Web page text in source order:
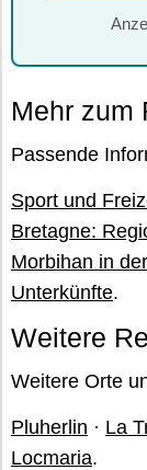
Mehr zum
Passende
Sport und
Bretagne:
Morbihan in
Unterkünfte.
Weitere
Weitere Orte
Pluherlin · La
Locmaria.